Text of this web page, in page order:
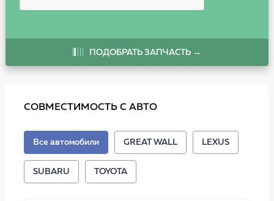
ПОДОБРАТЬ ЗАПЧАСТЬ →
СОВМЕСТИМОСТЬ С АВТО
Все автомобили GREAT WALL LEXUS
SUBARU TOYOTA